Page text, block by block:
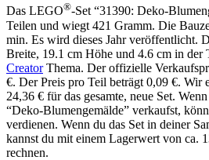
Das LEGO®-Set “31390: Deko-
Teilen und wiegt 421 Gramm. Die
min. Es wird dieses Jahr veröffentlicht.
Breite, 19.1 cm Höhe und 4.6 cm in der
CreatorThema. Der offizielle
€. Der Preis pro Teil beträgt 0,09 €. Wir
24,36 € für das gesamte, neue Set.
“Deko-Blumengemälde” verkaufst,
verdienen. Wenn du das Set in deiner
kannst du mit einem Lagerwert von ca.
rechnen.